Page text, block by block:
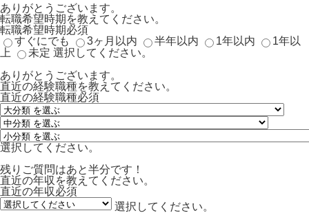
ありがとうございます。
転職希望時期を教えてください。
転職希望時期必須
すぐにでも
3ヶ月以内 半年以内 1年以内
1年以
上
未定 選択してください。
ありがとうございます。
直近の経験職種を教えてください。
直近の経験職種必須
選択してください。
残りご質問はあと半分です！
直近の年収を教えてください。
直近の年収必須
選択してください。